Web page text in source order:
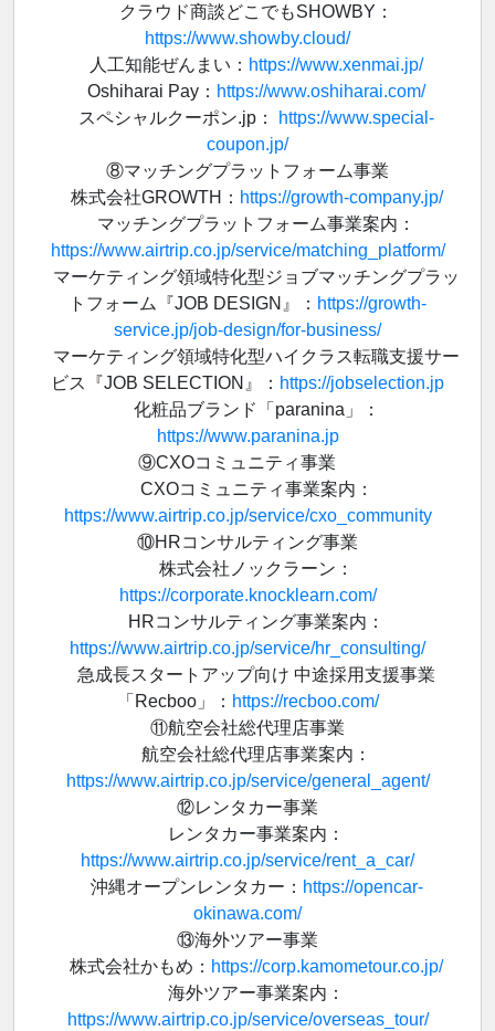
クラウド商談どこでもSHOWBY：
https://www.showby.cloud/
人工知能ぜんまい： https://www.xenmai.jp/
Oshiharai Pay： https://www.oshiharai.com/
スペシャルクーポン.jp：
https://www.special-
coupon.jp/
⑧マッチングプラットフォーム事業
株式会社GROWTH： https://growth-company.jp/
マッチングプラットフォーム事業案内：
https://www.airtrip.co.jp/service/matching_platform/
マーケティング領域特化型ジョブマッチングプラッ
トフォーム『JOB DESIGN』： https://growth-
service.jp/job-design/for-business/
マーケティング領域特化型ハイクラス転職支援サー
ビス『JOB SELECTION』： https://jobselection.jp
化粧品ブランド「paranina」：
https://www.paranina.jp
⑨CXOコミュニティ事業
CXOコミュニティ事業案内：
https://www.airtrip.co.jp/service/cxo_community
⑩HRコンサルティング事業
株式会社ノックラーン：
https://corporate.knocklearn.com/
HRコンサルティング事業案内：
https://www.airtrip.co.jp/service/hr_consulting/
急成長スタートアップ向け 中途採用支援事業
「Recboo」： https://recboo.com/
⑪航空会社総代理店事業
航空会社総代理店事業案内：
https://www.airtrip.co.jp/service/general_agent/
⑫レンタカー事業
レンタカー事業案内：
https://www.airtrip.co.jp/service/rent_a_car/
沖縄オープンレンタカー： https://opencar-
okinawa.com/
⑬海外ツアー事業
株式会社かもめ： https://corp.kamometour.co.jp/
海外ツアー事業案内：
https://www.airtrip.co.jp/service/overseas_tour/